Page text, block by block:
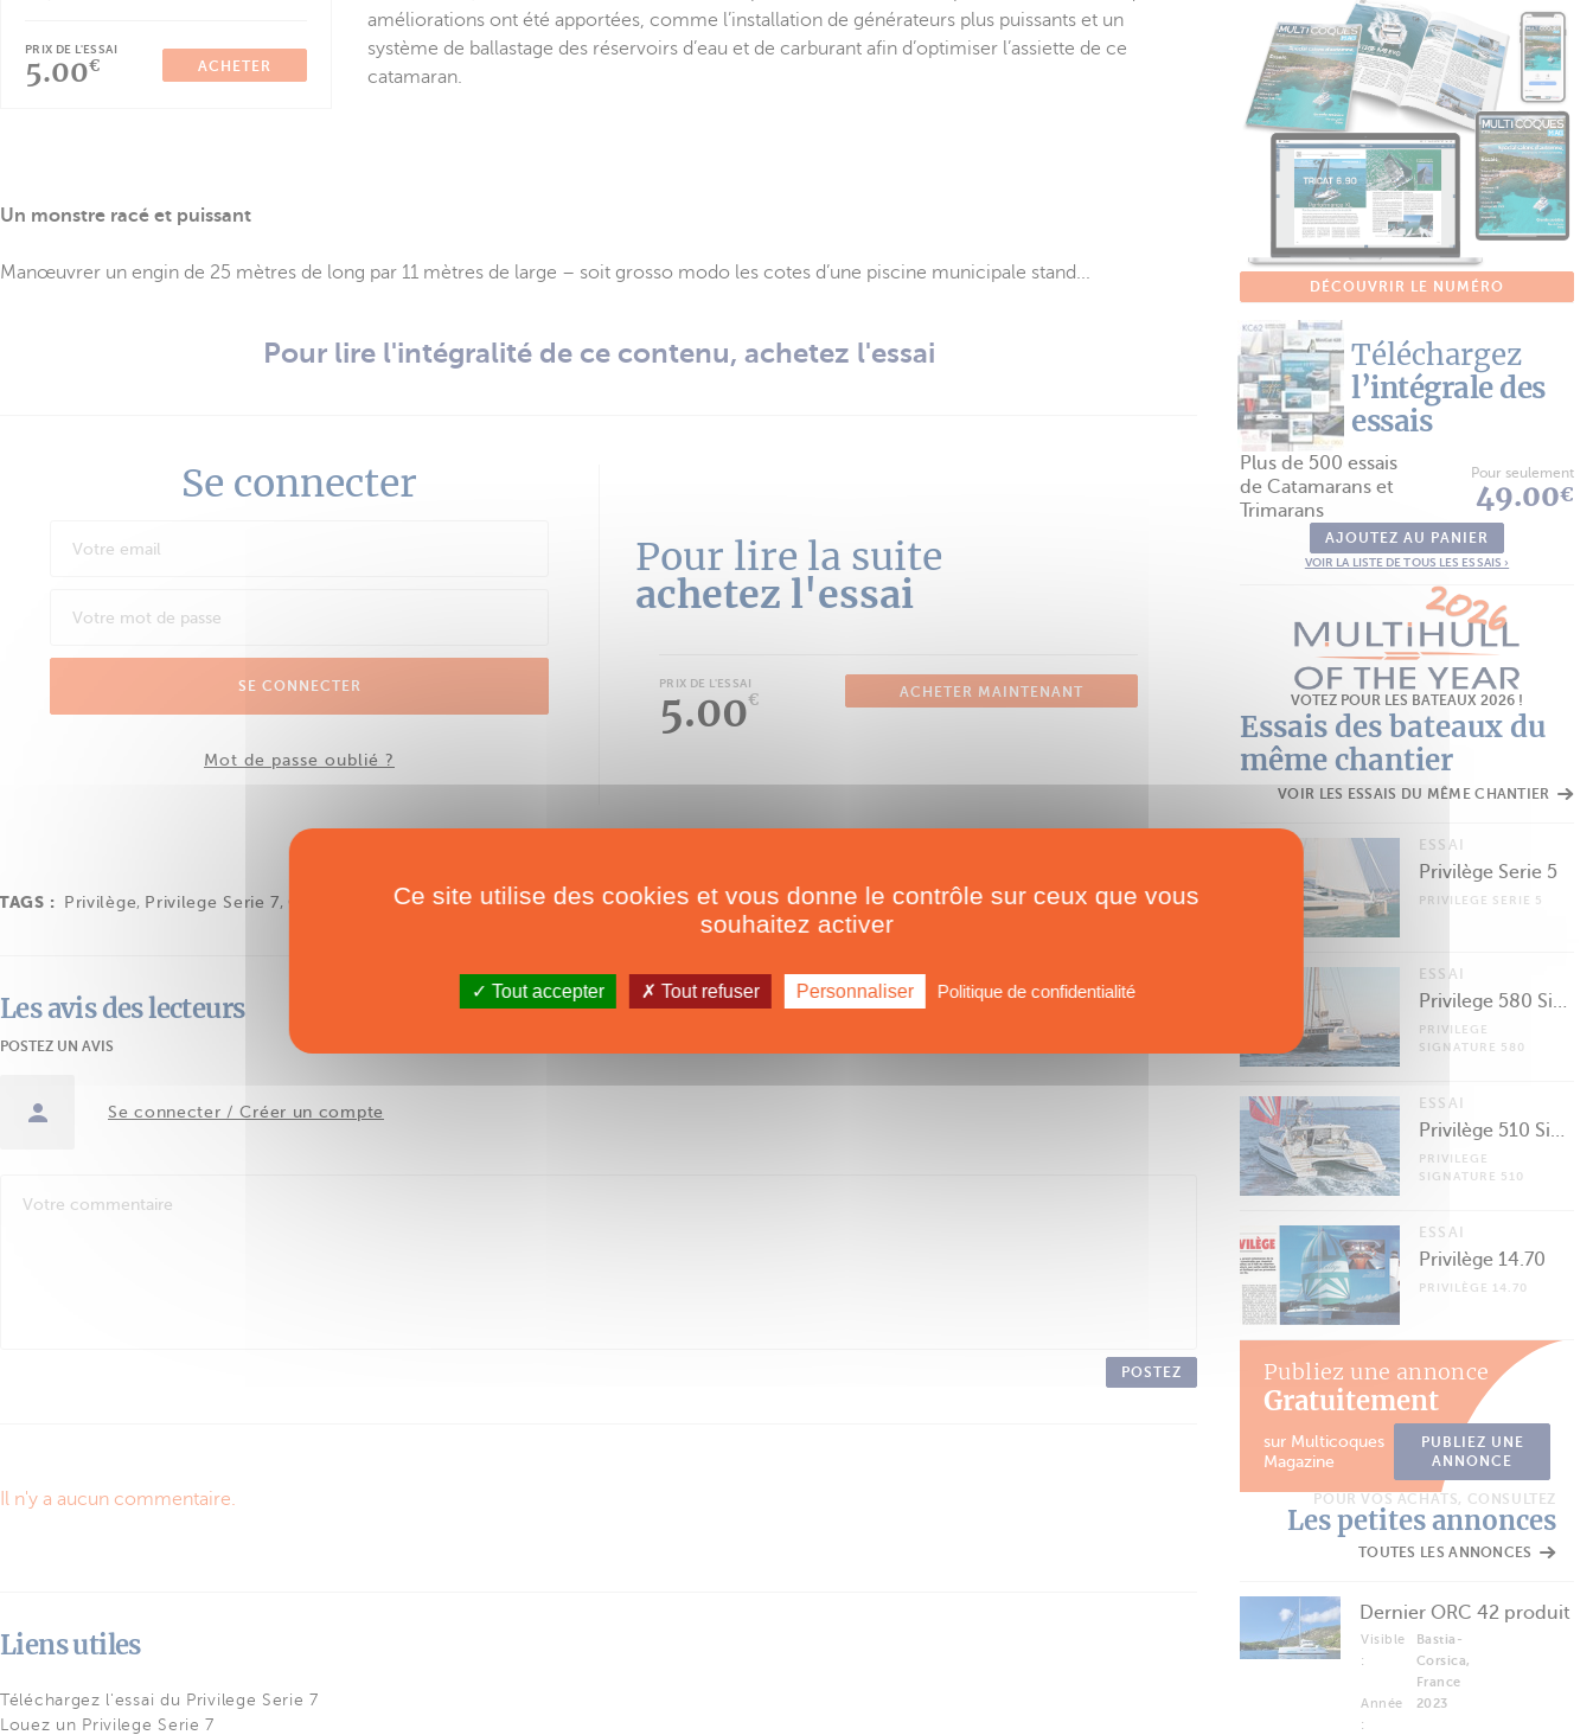
PRIX DE L'ESSAI
5.00€ ACHETER
améliorations ont été apportées, comme l’installation de générateurs plus puissants et un
système de ballastage des réservoirs d’eau et de carburant afin d’optimiser l’assiette de ce
catamaran.
Un monstre racé et puissant
Manœuvrer un engin de 25 mètres de long par 11 mètres de large – soit grosso modo les cotes d’une piscine municipale stand...
Pour lire l'intégralité de ce contenu, achetez l'essai
Se connecter
SE CONNECTER
Mot de passe oublié ?
Pour lire la suite
achetez l'essai
PRIX DE L'ESSAI
5.00€ ACHETER MAINTENANT
TAGS : Privilège, Privilege Serie 7, Voile
Les avis des lecteurs
POSTEZ UN AVIS
Se connecter / Créer un compte
POSTEZ
Il n'y a aucun commentaire.
Liens utiles
Téléchargez l'essai du Privilege Serie 7
Louez un Privilege Serie 7
DÉCOUVRIR LE NUMÉRO
Téléchargez
l’intégrale des
essais
Plus de 500 essais
de Catamarans et
Trimarans
Pour seulement
49.00€
AJOUTEZ AU PANIER
VOIR LA LISTE DE TOUS LES ESSAIS ›
VOTEZ POUR LES BATEAUX 2026 !
Essais des bateaux du
même chantier
VOIR LES ESSAIS DU MÊME CHANTIER
ESSAI
Privilège Serie 5
PRIVILEGE SERIE 5
ESSAI
Privilege 580 Signature
PRIVILEGE
SIGNATURE 580
ESSAI
Privilège 510 Signature
PRIVILEGE
SIGNATURE 510
ESSAI
Privilège 14.70
PRIVILÈGE 14.70
Publiez une annonce
Gratuitement
sur Multicoques
Magazine
PUBLIEZ UNE
ANNONCE
POUR VOS ACHATS, CONSULTEZ
Les petites annonces
TOUTES LES ANNONCES
Dernier ORC 42 produit
Visible
:
Bastia-
Corsica,
France
Année
:
2023
Ce site utilise des cookies et vous donne le contrôle sur ceux que vous
souhaitez activer
Tout accepter Tout refuser Personnaliser Politique de confidentialité